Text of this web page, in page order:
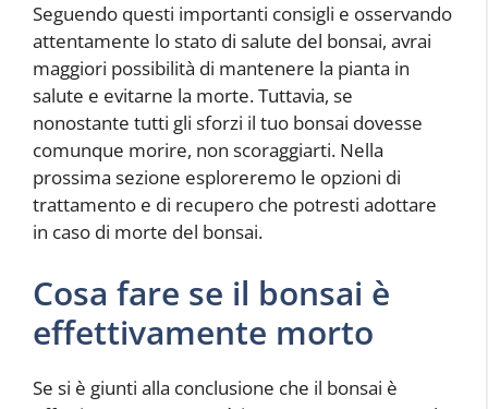
Seguendo questi importanti consigli e osservando
attentamente lo stato di salute del bonsai, avrai
maggiori possibilità di mantenere la pianta in
salute e evitarne la morte. Tuttavia, se
nonostante tutti gli sforzi il tuo bonsai dovesse
comunque morire, non scoraggiarti. Nella
prossima sezione esploreremo le opzioni di
trattamento e di recupero che potresti adottare
in caso di morte del bonsai.
Cosa fare se il bonsai è
effettivamente morto
Se si è giunti alla conclusione che il bonsai è